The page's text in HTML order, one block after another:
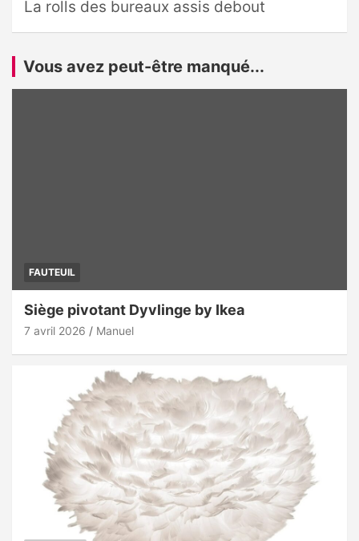
La rolls des bureaux assis debout
Vous avez peut-être manqué...
FAUTEUIL
Siège pivotant Dyvlinge by Ikea
7 avril 2026 Manuel